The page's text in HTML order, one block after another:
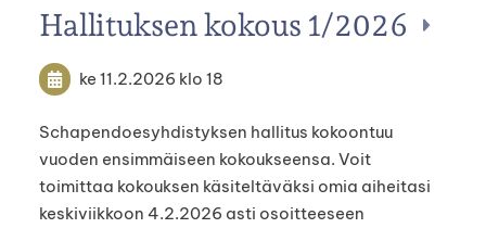
Hallituksen kokous 1/2026
ke 11.2.2026 klo 18
Schapendoesyhdistyksen hallitus kokoontuu
vuoden ensimmäiseen kokoukseensa. Voit
toimittaa kokouksen käsiteltäväksi omia aiheitasi
keskiviikkoon 4.2.2026 asti osoitteeseen